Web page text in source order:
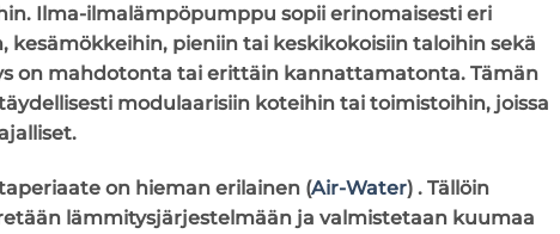
Ilma-ilmalämpöpumppu sopii erinomaisesti eri
pieniin tai keskikokoisiin taloihin sekä
on mahdotonta tai erittäin kannattamatonta. Tämän
modulaarisiin koteihin tai toimistoihin, joissa
on hieman erilainen (Air-Water) . Tällöin
lämmitysjärjestelmään ja valmistetaan kuumaa